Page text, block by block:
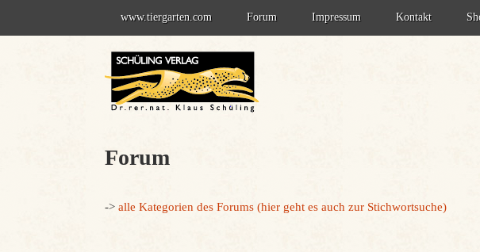
www.tiergarten.com Forum
Forum - Information
Forum-Anmeldung
Impressum Kontakt
Forum
-> alle Kategorien des Forums (hier geht es auch zur Stichwortsuche)